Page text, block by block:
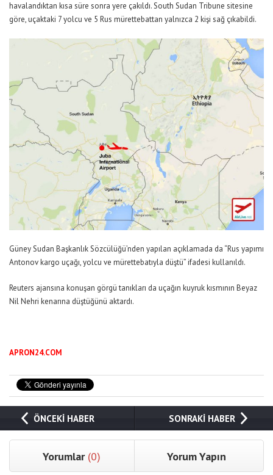
havalandıktan kısa süre sonra yere çakıldı. South Sudan Tribune sitesine
göre, uçaktaki 7 yolcu ve 5 Rus mürettebattan yalnızca 2 kişi sağ çıkabildi.
Güney Sudan Başkanlık Sözcülüğü’nden yapılan açıklamada da “Rus yapımı
Antonov kargo uçağı, yolcu ve mürettebatıyla düştü” ifadesi kullanıldı.
Reuters ajansına konuşan görgü tanıkları da uçağın kuyruk kısmının Beyaz
Nil Nehri kenarına düştüğünü aktardı.
APRON24.COM
ÖNCEKİ HABER SONRAKİ HABER
Yorumlar (0) Yorum Yapın